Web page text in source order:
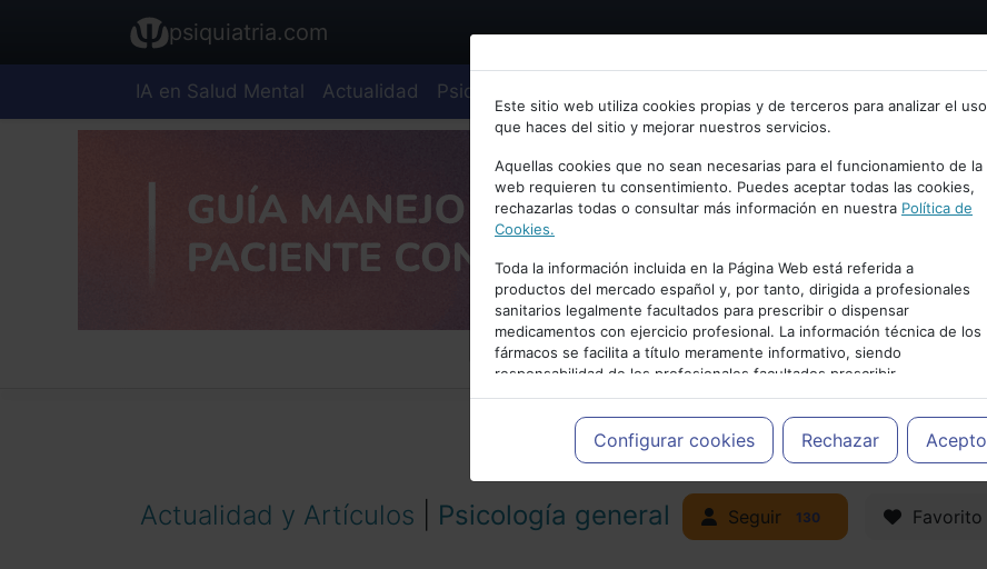
Bienvenid@ a psiquiatria.com
Escribe tu Email
Accede o regístrate con tu email.
Cancelar
psiquiatria.com
IA en Salud Mental Actualidad Psiquiatría
Este sitio web utiliza cookies propias y de terceros para analizar el uso
que haces del sitio y mejorar nuestros servicios.
Aquellas cookies que no sean necesarias para el funcionamiento de la
web requieren tu consentimiento. Puedes aceptar todas las cookies,
rechazarlas todas o consultar más información en nuestra Política de
Cookies.
Toda la información incluida en la Página Web está referida a
productos del mercado español y, por tanto, dirigida a profesionales
sanitarios legalmente facultados para prescribir o dispensar
medicamentos con ejercicio profesional. La información técnica de los
fármacos se facilita a título meramente informativo, siendo
responsabilidad de los profesionales facultados prescribir
medicamentos y decidir, en cada caso concreto, el tratamiento más
adecuado a las necesidades del paciente.
Configurar cookies Rechazar Acepto
PUBLICIDAD
Actualidad y Artículos Psicología general Seguir 130 Favorito